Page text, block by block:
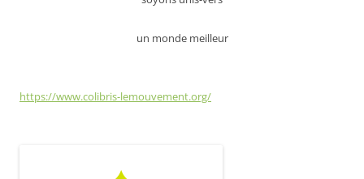
un monde meilleur
https://www.colibris-lemouvement.org/